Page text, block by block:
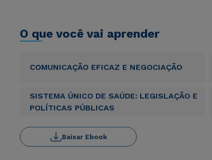
O que você vai aprender
COMUNICAÇÃO EFICAZ E NEGOCIAÇÃO
SISTEMA ÚNICO DE SAÚDE: LEGISLAÇÃO E
POLÍTICAS PÚBLICAS
Baixar Ebook